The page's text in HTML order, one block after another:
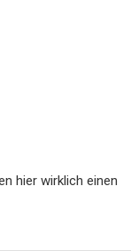
hier wirklich einen